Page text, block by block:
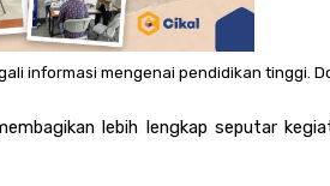
informasi mengenai pendidikan tinggi.
lebih lengkap seputar